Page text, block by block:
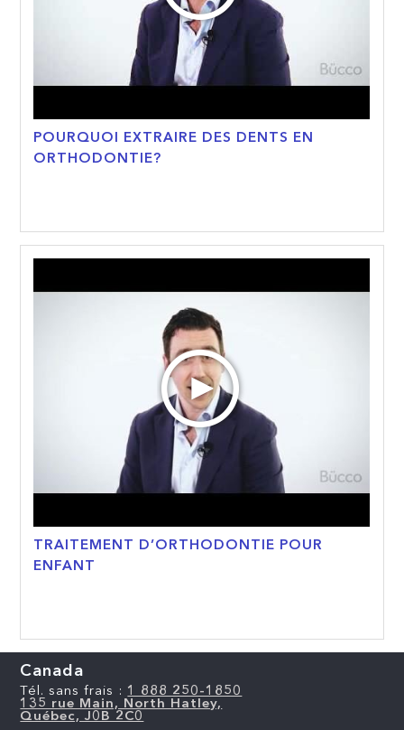
POURQUOI EXTRAIRE DES DENTS EN
ORTHODONTIE?
TRAITEMENT D’ORTHODONTIE POUR
ENFANT
Canada
Tél. sans frais : 1 888 250-1850
135 rue Main, North Hatley,
Québec, J0B 2C0